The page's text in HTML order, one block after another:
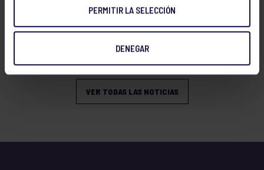
PERMITIR LA SELECCIÓN
DENEGAR
08 Abr 2026
VER TODAS LAS NOTICIAS